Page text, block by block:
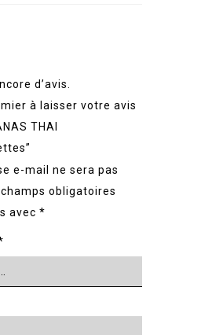
d’avis.
à laisser votre avis
THAI
e-mail ne sera pas
champs obligatoires
avec *